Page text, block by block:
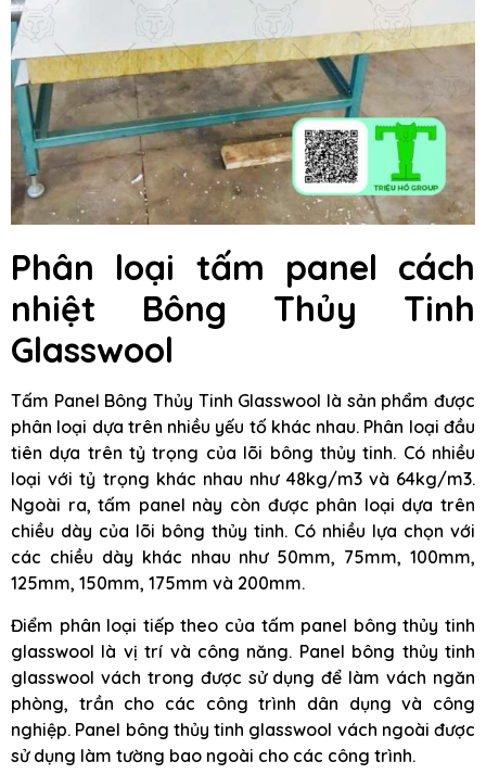
Phân loại tấm panel cách
nhiệt Bông Thủy Tinh
Glasswool
Tấm Panel Bông Thủy Tinh Glasswool là sản phẩm được
phân loại dựa trên nhiều yếu tố khác nhau. Phân loại đầu
tiên dựa trên tỷ trọng của lõi bông thủy tinh. Có nhiều
loại với tỷ trọng khác nhau như 48kg/m3 và 64kg/m3.
Ngoài ra, tấm panel này còn được phân loại dựa trên
chiều dày của lõi bông thủy tinh. Có nhiều lựa chọn với
các chiều dày khác nhau như 50mm, 75mm, 100mm,
125mm, 150mm, 175mm và 200mm.
Điểm phân loại tiếp theo của tấm panel bông thủy tinh
glasswool là vị trí và công năng. Panel bông thủy tinh
glasswool vách trong được sử dụng để làm vách ngăn
phòng, trần cho các công trình dân dụng và công
nghiệp. Panel bông thủy tinh glasswool vách ngoài được
sử dụng làm tường bao ngoài cho các công trình.